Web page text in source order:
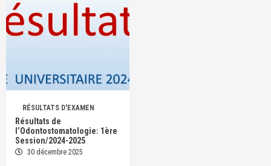
RÉSULTATS D'EXAMEN
Résultats de
l’Odontostomatologie: 1ère
Session/2024-2025
30 décembre 2025